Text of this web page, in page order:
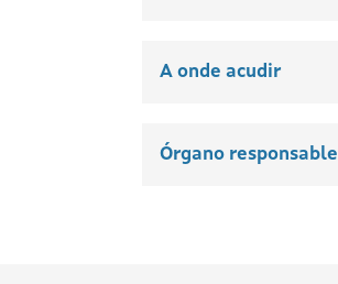
A onde acudir
Órgano responsable